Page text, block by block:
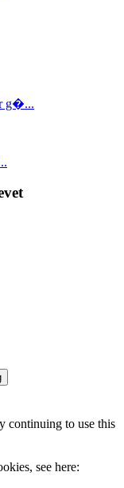
g�...
continuing to use this
see here: